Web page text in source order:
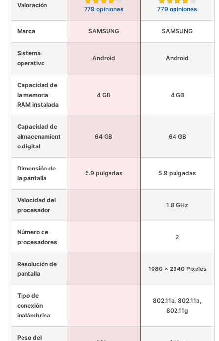
Valoración
779 opiniones 779 opiniones
Marca SAMSUNG SAMSUNG
Sistema
operativo
Android Android
Capacidad de
la memoria
RAM instalada
4 GB 4 GB
Capacidad de
almacenamient
o digital
64 GB 64 GB
Dimensión de
la pantalla
5.9 pulgadas 5.9 pulgadas
Velocidad del
procesador
1.8 GHz
Número de
procesadores
2
Resolución de
pantalla
1080 x 2340 Pixeles
Tipo de
conexión
inalámbrica
802.11a, 802.11b,
802.11g
Peso del